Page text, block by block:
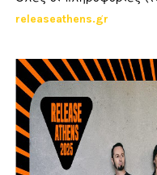
releaseathens.gr